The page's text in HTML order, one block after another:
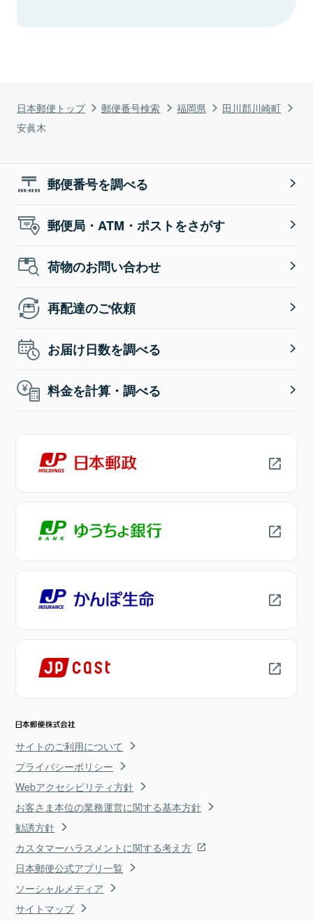
日本郵便トップ 郵便番号検索 福岡県
田川郡川崎町
安眞木
郵便番号を調べる
郵便局・ATM・ポストをさがす
荷物のお問い合わせ
再配達のご依頼
お届け日数を調べる
料金を計算・調べる
サイトのご利用について
プライバシーポリシー
Webアクセシビリティ方針
お客さま本位の業務運営に関する基本方針
勧誘方針
カスタマーハラスメントに関する考え方
日本郵便公式アプリ一覧
ソーシャルメディア
サイトマップ